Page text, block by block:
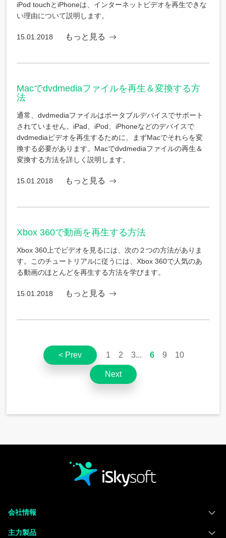
iPod touchとiPhoneは、インターネットビデオを再生できな
い理由について説明します。
15.01.2018 もっと見る
Macでdvdmediaファイルを再生＆変換する方
法
通常、dvdmediaファイルはポータブルデバイスでサポート
されていません。iPad、iPod、iPhoneなどのデバイスで
dvdmediaビデオを再生するために、まずMacでそれらを変
換する必要があります。Macでdvdmediaファイルの再生＆
変換する方法を詳しく説明します。
15.01.2018 もっと見る
Xbox 360で動画を再生する方法
Xbox 360上でビデオを見るには、次の２つの方法がありま
す。このチュートリアルに従うには、Xbox 360で人気のあ
る動画のほとんどを再生する方法を学びます。
15.01.2018 もっと見る
< Prev 1 2 3 6 9 10
Next
会社情報
主力製品